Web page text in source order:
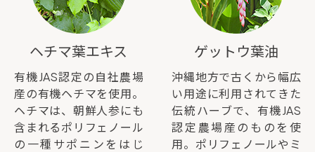
ヘチマ葉エキス
有機JAS認定の自社農場
産の有機ヘチマを使用。
ヘチマは、朝鮮人参にも
含まれるポリフェノール
の一種サポニンをはじ
ゲットウ葉油
沖縄地方で古くから幅広
い用途に利用されてきた
伝統ハーブで、有機JAS
認定農場産のものを使
用。ポリフェノールやミ